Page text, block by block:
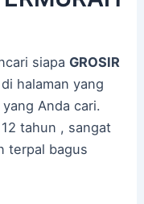
siapaGROSIR
halaman yang
Anda cari.
tahun , sangat
terpal bagus